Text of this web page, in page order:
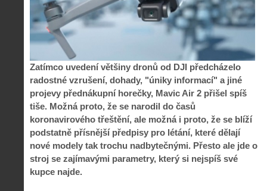
Zatímco uvedení většiny dronů od DJI předcházelo
radostné vzrušení, dohady, "úniky informací" a jiné
projevy přednákupní horečky, Mavic Air 2 přišel spíš
tiše. Možná proto, že se narodil do časů
koronavirového třeštění, ale možná i proto, že se blíží
podstatně přísnější předpisy pro létání, které dělají
nové modely tak trochu nadbytečnými. Přesto ale jde o
stroj se zajímavými parametry, který si nejspíš své
kupce najde.